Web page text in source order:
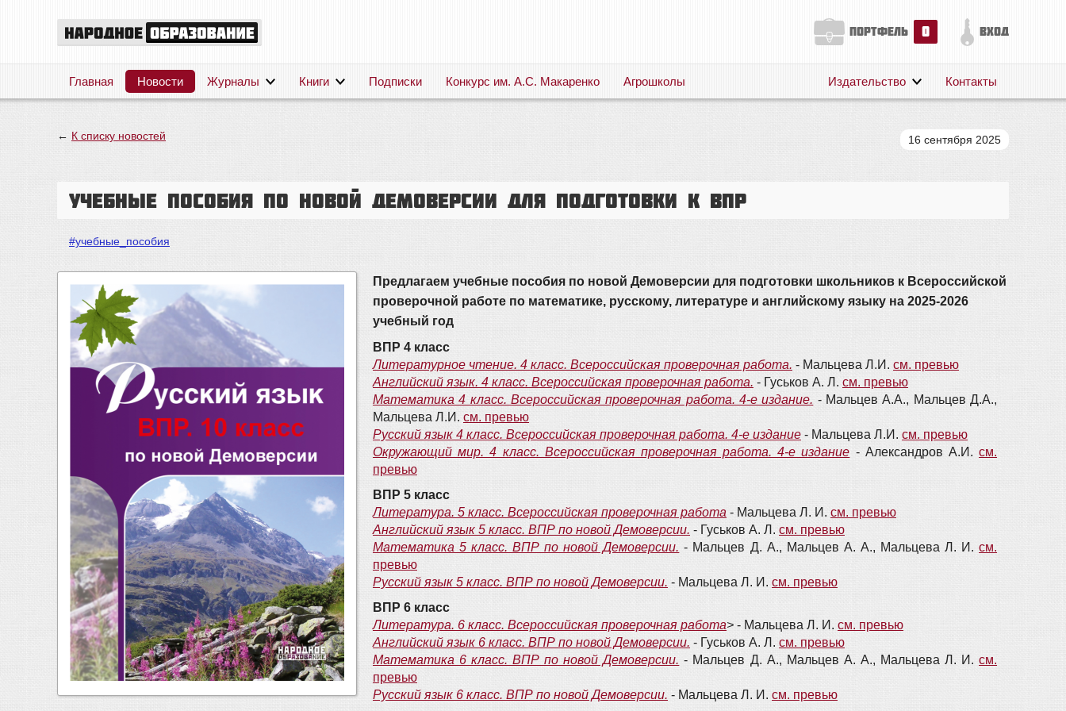
портфель 0 вход
Главная Новости Журналы Книги Подписки Конкурс им. А.С. Макаренко Агрошколы
Публикации
Издательство Контакты
← К списку новостей 16 сентября 2025
Учебные пособия по новой Демоверсии для подготовки к ВПР
#учебные_пособия
Предлагаем учебные пособия по новой Демоверсии для подготовки школьников к Всероссийской
проверочной работе по математике, русскому, литературе и английскому языку на 2025-2026
учебный год
ВПР 4 класс
Литературное чтение. 4 класс. Всероссийская проверочная работа. - Мальцева Л.И. см. превью
Английский язык. 4 класс. Всероссийская проверочная работа. - Гуськов А. Л. см. превью
Математика 4 класс. Всероссийская проверочная работа. 4-е издание. - Мальцев А.А., Мальцев Д.А.,
Мальцева Л.И. см. превью
Русский язык 4 класс. Всероссийская проверочная работа. 4-е издание - Мальцева Л.И. см. превью
Окружающий мир. 4 класс. Всероссийская проверочная работа. 4-е издание - Александров А.И.см.
превью
ВПР 5 класс
Литература. 5 класс. Всероссийская проверочная работа - Мальцева Л. И. см. превью
Английский язык 5 класс. ВПР по новой Демоверсии. - Гуськов А. Л. см. превью
Математика 5 класс. ВПР по новой Демоверсии. - Мальцев Д. А., Мальцев А. А., Мальцева Л. И.см.
превью
Русский язык 5 класс. ВПР по новой Демоверсии. - Мальцева Л. И. см. превью
ВПР 6 класс
Литература. 6 класс. Всероссийская проверочная работа> - Мальцева Л. И. см. превью
Английский язык 6 класс. ВПР по новой Демоверсии. - Гуськов А. Л. см. превью
Математика 6 класс. ВПР по новой Демоверсии. - Мальцев Д. А., Мальцев А. А., Мальцева Л. И.см.
превью
Русский язык 6 класс. ВПР по новой Демоверсии. - Мальцева Л. И. см. превью